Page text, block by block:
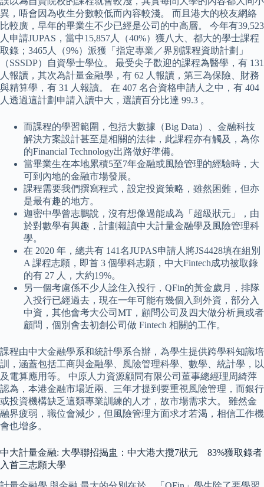
異，唔會因為收生分數較低而內容較淺。 而且港大的校友網絡
比較廣，早年的畢業生不少已經是公司的中高層。 今年有39,523
人申請JUPAS，當中15,857人（40%）獲八大、都大的學士課程
取錄；3465人（9%）派獲「指定專業／界別課程資助計劃」
（SSSDP）自資學士學位。 最受尖子歡迎的課程為醫學，有 131
人報讀，其次為計量金融學，有 62 人報讀，第三為保險、財務
與精算學，有 31 人報讀。 在 407 名合資格申請人之中，有 404
人透過這計劃申請入讀中大，選讀百分比達 99.3 。
而課程的學習範圍，包括大數據（Big Data）、金融科技
解決方案設計甚至是相關的法律，此課程亦有觸及，為你
的Financial Technology出路做好準備。
當畢業生在本地累積5至7年金融或風險管理的經驗時，大
可到內地的金融市場發展。
課程需要我們撰寫程式，設定投資策略，雖然困難，但亦
是最有趣的地方。
迦密中學曾志鵬說，沒有想像過能成為「超級狀元」，由
於對數學有興趣，計劃報讀中大計量金融學及風險管理科
學。
在 2020 年，總共有 141名JUPAS申請人將JS4428填在組別
A 課程志願，即首 3 個學科志願，中大Fintech成功被取錄
的有 27 人，大約19%。
另一個考慮係不少人諗住入投行，QFin的黃金歲月，排隊
入投行已經過去，現在一年可能有幾個入到外資，部分入
中資，其他會考大公司MT，顧問公司及四大做分析員或者
顧問，個別會去初創公司做 Fintech 相關的工作。
課程由中大金融學系和統計學系合辦，為學生提供跨學科知識培
訓，涵蓋包括工商與金融學、風險管理科學、數學、統計學，以
及電算應用等。 中原人力資源顧問有限公司董事總經理周綺萍
認為，本港金融市場近兩、三年才提到要重視風險管理，而銀行
或投資機構缺乏這類專業訓練的人才，故市場需求大。 雖然金
融界疲弱，職位會減少，但風險管理方面求才若渴，相信工作機
會也增多。
中大計量金融: 大學聯招揭盅：中大港大攬7狀元 83%獲取錄者
入首三志願大學